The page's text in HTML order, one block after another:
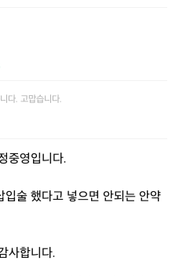
다. 고맙습니다.
중영입니다.
술 했다고 넣으면 안되는 안약
사합니다.